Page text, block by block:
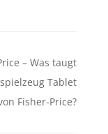
– Was taugt
Tablet
Fisher-Price?